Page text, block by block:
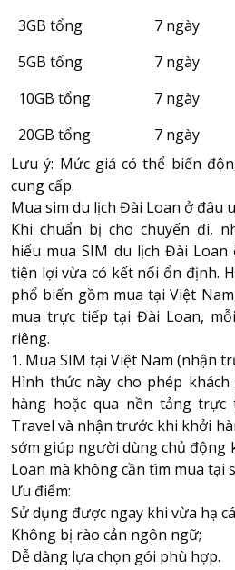
3GB tổng
7 ngày
5GB tổng
7 ngày
10GB tổng
7 ngày
20GB tổng
7 ngày
Lưu ý: Mức giá có thể biến
cung cấp.
Mua sim du lịch Đài Loan ở đâu
Khi chuẩn bị cho chuyến đi,
hiểu mua SIM du lịch Đài
tiện lợi vừa có kết nối ổn định.
phổ biến gồm mua tại Việt
mua trực tiếp tại Đài Loan,
riêng.
1. Mua SIM tại Việt Nam (nhận
Hình thức này cho phép
hàng hoặc qua nền tảng trực
Travel và nhận trước khi khởi
sớm giúp người dùng chủ động
Loan mà không cần tìm mua tại
Ưu điểm:
Sử dụng được ngay khi vừa hạ
Không bị rào cản ngôn ngữ;
Dễ dàng lựa chọn gói phù hợp.